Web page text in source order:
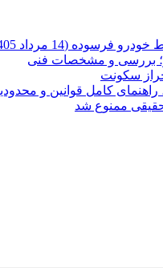
(14 مرداد 1405)
سکونت
کامل قوانین و
ممنوع شد